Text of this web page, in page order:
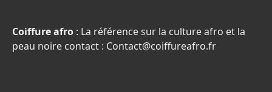
Coiffure afro : La référence sur la culture afro et la
peau noire contact : Contact@coiffureafro.fr